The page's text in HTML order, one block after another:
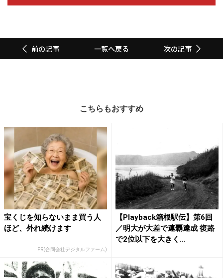
前の記事 一覧へ戻る 次の記事
こちらもおすすめ
宝くじを知らないまま買う人
ほど、外れ続けます
PR(合同会社デジタルファーム)
【Playback箱根駅伝】第6回
／明大が大差で連覇達成 復路
で2位以下を大きく...